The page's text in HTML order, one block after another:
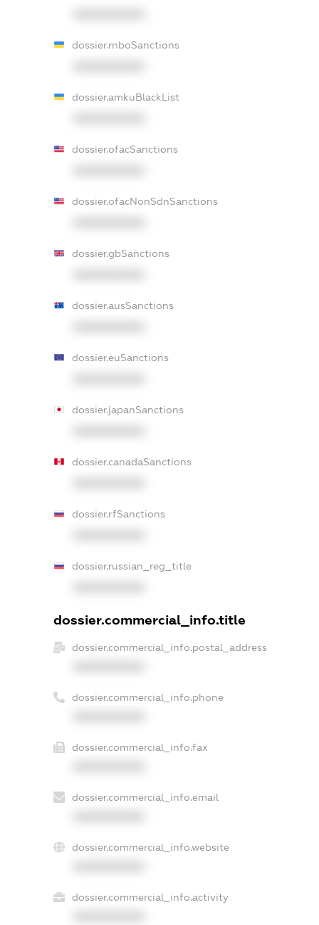
dossier.rnboSanctions
dossier.amkuBlackList
dossier.ofacSanctions
dossier.ofacNonSdnSanctions
dossier.gbSanctions
dossier.ausSanctions
dossier.euSanctions
dossier.japanSanctions
dossier.canadaSanctions
dossier.rfSanctions
dossier.russian_reg_title
dossier.commercial_info.title
dossier.commercial_info.postal_address
dossier.commercial_info.phone
dossier.commercial_info.fax
dossier.commercial_info.email
dossier.commercial_info.website
dossier.commercial_info.activity